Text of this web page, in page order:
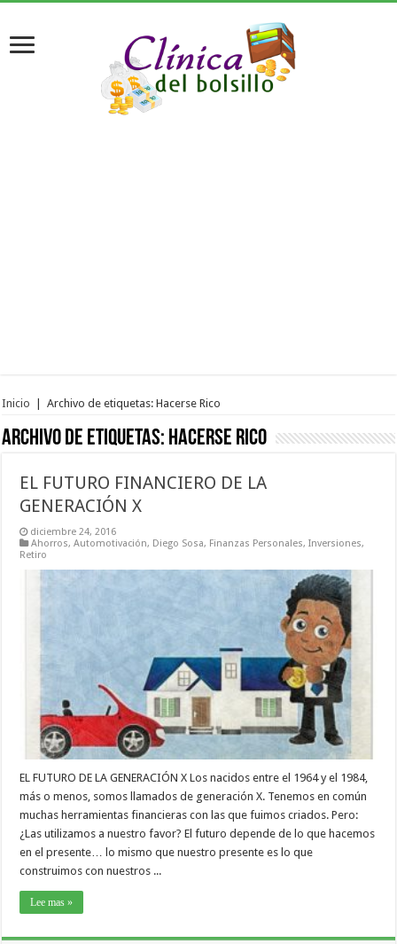
Inicio | Archivo de etiquetas: Hacerse Rico
Archivo de etiquetas: Hacerse Rico
EL FUTURO FINANCIERO DE LA
GENERACIÓN X
diciembre 24, 2016
Ahorros,Automotivación, Diego Sosa, Finanzas Personales,Inversiones,
Retiro
EL FUTURO DE LA GENERACIÓN X Los nacidos entre el 1964 y el 1984,
más o menos, somos llamados de generación X. Tenemos en común
muchas herramientas financieras con las que fuimos criados. Pero:
¿Las utilizamos a nuestro favor? El futuro depende de lo que hacemos
en el presente… lo mismo que nuestro presente es lo que
construimos con nuestros ...
Lee mas »